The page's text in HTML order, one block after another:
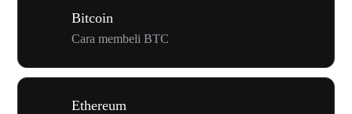
Bitcoin
Cara membeli BTC
Ethereum